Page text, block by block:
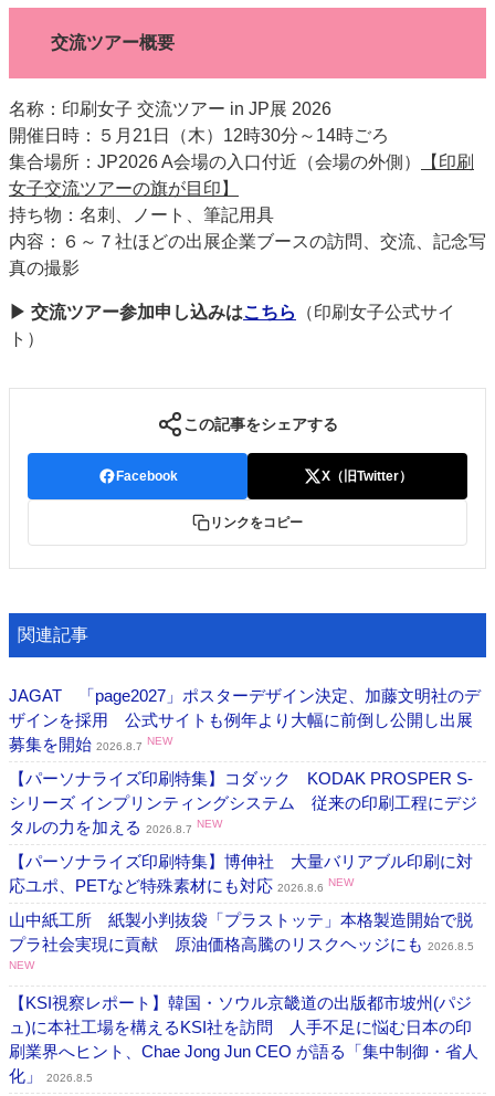
交流ツアー概要
名称：印刷女子 交流ツアー in JP展 2026
開催日時：５月21日（木）12時30分～14時ごろ
集合場所：JP2026 A会場の入口付近（会場の外側）
【印刷
女子交流ツアーの旗が目印】
持ち物：名刺、ノート、筆記用具
内容：６～７社ほどの出展企業ブースの訪問、交流、記念写
真の撮影
▶ 交流ツアー参加申し込みはこちら
（印刷女子公式サイ
ト）
この記事をシェアする
Facebook X（旧Twitter）
リンクをコピー
関連記事
JAGAT 「page2027」ポスターデザイン決定、加藤文明社のデ
ザインを採用 公式サイトも例年より大幅に前倒し公開し出展
募集を開始 2026.8.7 NEW
【パーソナライズ印刷特集】コダック KODAK PROSPER S-
シリーズ インプリンティングシステム 従来の印刷工程にデジ
タルの力を加える 2026.8.7 NEW
【パーソナライズ印刷特集】博伸社 大量バリアブル印刷に対
応ユポ、PETなど特殊素材にも対応 2026.8.6 NEW
山中紙工所 紙製小判抜袋「プラストッテ」本格製造開始で脱
プラ社会実現に貢献 原油価格高騰のリスクヘッジにも 2026.8.5
NEW
【KSI視察レポート】韓国・ソウル京畿道の出版都市坡州(パジ
ュ)に本社工場を構えるKSI社を訪問 人手不足に悩む日本の印
刷業界へヒント、Chae Jong Jun CEO が語る「集中制御・省人
化」
2026.8.5